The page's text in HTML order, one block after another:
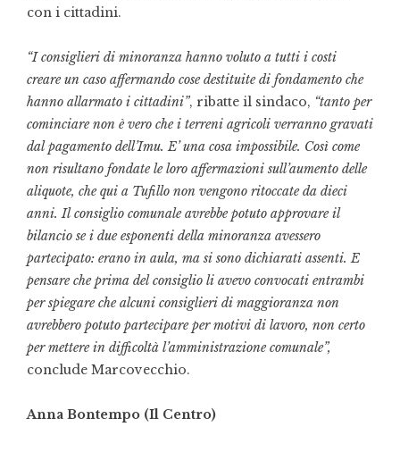
con i cittadini.
“I consiglieri di minoranza hanno voluto a tutti i costi
creare un caso affermando cose destituite di fondamento che
hanno allarmato i cittadini”, ribatte il sindaco, “tanto per
cominciare non è vero che i terreni agricoli verranno gravati
dal pagamento dell’Imu. E’ una cosa impossibile. Così come
non risultano fondate le loro affermazioni sull’aumento delle
aliquote, che qui a Tufillo non vengono ritoccate da dieci
anni. Il consiglio comunale avrebbe potuto approvare il
bilancio se i due esponenti della minoranza avessero
partecipato: erano in aula, ma si sono dichiarati assenti. E
pensare che prima del consiglio li avevo convocati entrambi
per spiegare che alcuni consiglieri di maggioranza non
avrebbero potuto partecipare per motivi di lavoro, non certo
per mettere in difficoltà l’amministrazione comunale”,
conclude Marcovecchio.
Anna Bontempo (Il Centro)